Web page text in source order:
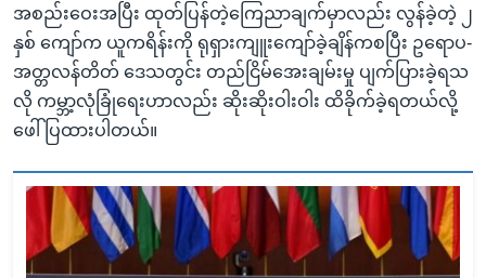
အစည်းဝေးအပြီး ထုတ်ပြန်တဲ့ကြေညာချက်မှာလည်း လွန်ခဲ့တဲ့ ၂
နှစ် ကျော်က ယူကရိန်းကို ရုရှားကျူးကျော်ခဲ့ချိန်ကစပြီး ဥရောပ-
အတ္တလန်တိတ် ဒေသတွင်း တည်ငြိမ်အေးချမ်းမှု ပျက်ပြားခဲ့ရသ
လို ကမ္ဘာ့လုံခြုံရေးဟာလည်း ဆိုးဆိုးဝါးဝါး ထိခိုက်ခဲ့ရတယ်လို့
ဖေါ်ပြထားပါတယ်။